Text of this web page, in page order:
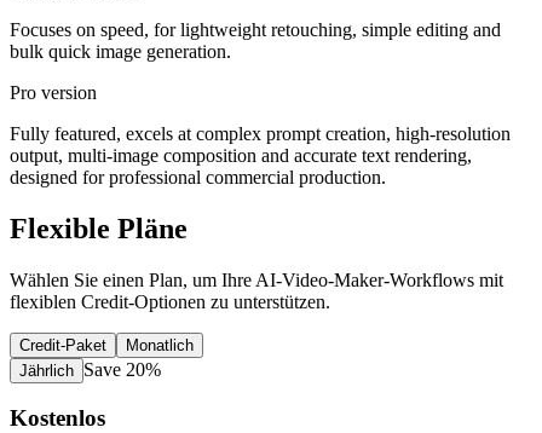
Focuses on speed, for lightweight retouching, simple editing and
bulk quick image generation.
Pro version
Fully featured, excels at complex prompt creation, high-resolution
output, multi-image composition and accurate text rendering,
designed for professional commercial production.
Flexible Pläne
Wählen Sie einen Plan, um Ihre AI-Video-Maker-Workflows mit
flexiblen Credit-Optionen zu unterstützen.
Credit-Paket
Monatlich
Jährlich Save 20%
Kostenlos